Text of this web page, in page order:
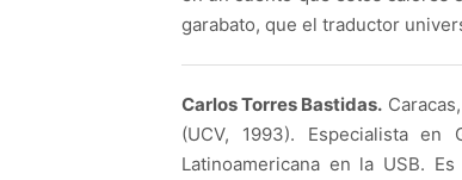
garabato, que el traductor
Carlos Torres Bastidas.
(UCV, 1993). Especialista
Latinoamericana en la USB.